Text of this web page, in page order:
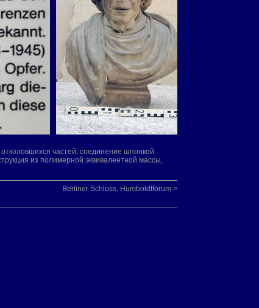
частей, соединение шпонкой
из полимерной эквивалентной массы,
Berliner Schloss, Humboldtforum >